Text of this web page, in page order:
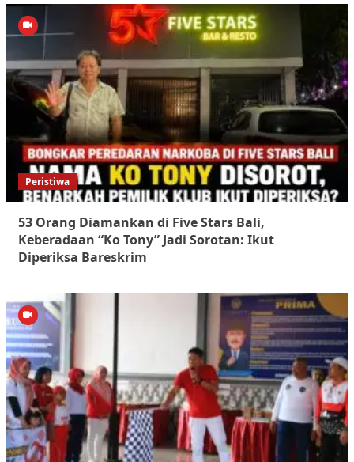
Peristiwa
53 Orang Diamankan di Five Stars Bali,
Keberadaan “Ko Tony” Jadi Sorotan: Ikut
Diperiksa Bareskrim